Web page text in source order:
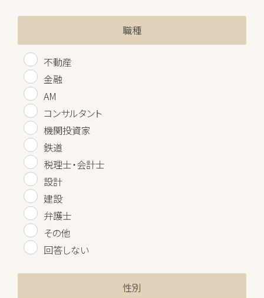
職種
不動産
金融
AM
コンサルタント
機関投資家
鉄道
税理士・会計士
設計
建設
弁護士
その他
回答しない
性別